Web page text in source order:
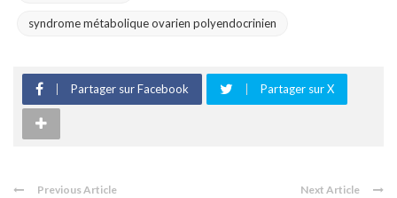
syndrome métabolique ovarien polyendocrinien
Partager sur Facebook Partager sur X
Previous Article Next Article